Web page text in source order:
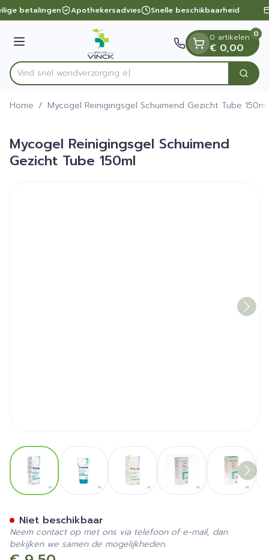
Ga naar de inhoud
1 van 1
betalingen Apothekersadvies Snelle beschikbaarheid
Menu
Product, merk, categorie...
Vind snel wondverz Zoek
0 artikelen
€ 0,00
0
Home / Mycogel Reinigingsgel Schuimend Gezicht Tube 150ml
Mycogel Reinigingsgel Schuimend
Gezicht Tube 150ml
View larger imageView larger imageView larger imageView larger image
View
Niet beschikbaar
Neem contact op met ons via telefoon of e-mail, dan
bekijken we samen de mogelijkheden.